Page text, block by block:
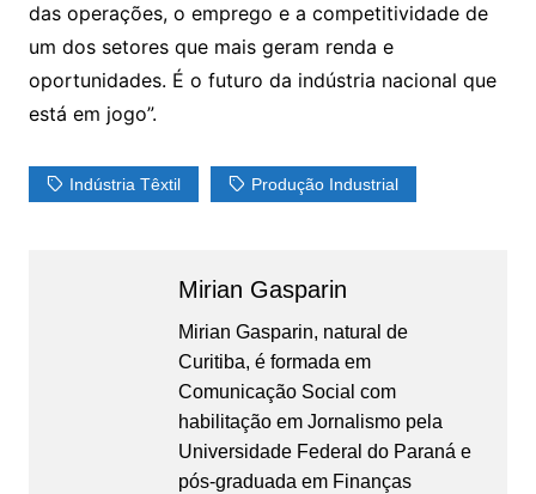
das operações, o emprego e a competitividade de
um dos setores que mais geram renda e
oportunidades. É o futuro da indústria nacional que
está em jogo”.
Indústria Têxtil Produção Industrial
Mirian Gasparin
Mirian Gasparin, natural de
Curitiba, é formada em
Comunicação Social com
habilitação em Jornalismo pela
Universidade Federal do Paraná e
pós-graduada em Finanças